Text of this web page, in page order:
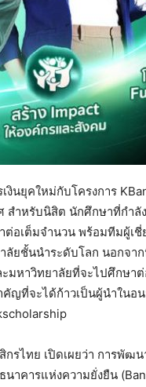
นยุคใหม่กับโครงการ
ำหรับนิสิต นักศึกษาที่กำลั
อเต็มจำนวน พร้อมทีมผู้เ
ยชั้นนำระดับโลก นอกจา
มหาวิทยาลัยที่จะไปศึกษ
ญที่จะได้ก้าวเป็นผู้นำในอ
กรไทย เปิดเผยว่า การพัฒ
าคารแห่งความยั่งยืน